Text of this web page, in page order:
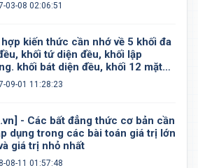
03-08 02:06:51
kiến thức cần nhớ về 5 khối đa
khối tứ diện đều, khối lập
khối bát diện đều, khối 12 mặt
20 mặt đều
09-01 11:28:23
- Các bất đẳng thức cơ bản cần
dụng trong các bài toán giá trị lớn
giá trị nhỏ nhất
08-11 01:57:48